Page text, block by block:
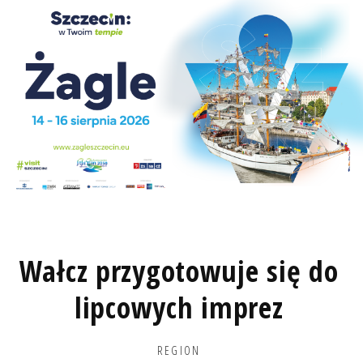
Wałcz przygotowuje się do
lipcowych imprez
REGION